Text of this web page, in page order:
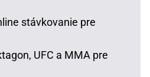
stávkovanie pre
UFC a MMA pre